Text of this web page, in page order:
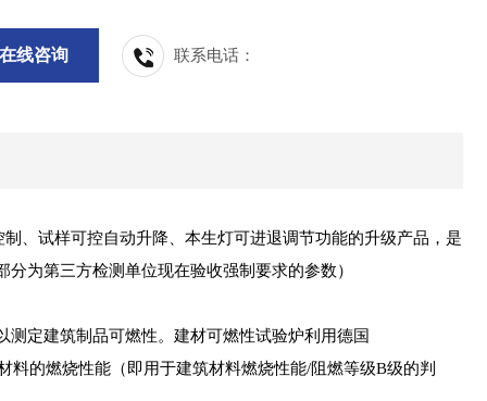
在线咨询 联系电话：
、 试样可控自动升降 本生灯可进退调节功能的升级产品，是
为第三方检测单位现在验收强制要求的参数）
定建筑制品可燃性。建材可燃性试验炉利用德国
的燃烧性能（即用于建筑材料燃烧性能/阻燃等级B级的判